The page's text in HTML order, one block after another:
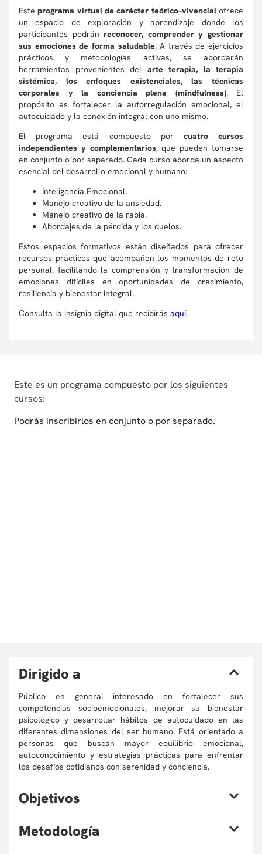
Esteprograma virtual de carácter teórico–vivencialofrece
un espacio de exploración y aprendizaje donde los
participantes podránreconocer, comprender y gestionar
sus emociones de forma saludable. A través de ejercicios
prácticos y metodologías activas, se abordarán
herramientas provenientes del arte terapia, la terapia
sistémica, los enfoques existenciales, las técnicas
corporales y la conciencia plena (mindfulness). El
propósito es fortalecer la autorregulación emocional, el
autocuidado y la conexión integral con uno mismo.
El programa está compuesto por cuatro cursos
independientes y complementarios, que pueden tomarse
en conjunto o por separado. Cada curso aborda un aspecto
esencial del desarrollo emocional y humano:
Inteligencia Emocional.
Manejo creativo de la ansiedad.
Manejo creativo de la rabia.
Abordajes de la pérdida y los duelos.
Estos espacios formativos están diseñados para ofrecer
recursos prácticos que acompañen los momentos de reto
personal, facilitando la comprensión y transformación de
emociones difíciles en oportunidades de crecimiento,
resiliencia y bienestar integral.
Consulta la insignia digital que recibirás aquí.
Este es un programa compuesto por los siguientes
cursos:
Podrás inscribirlos en conjunto o por separado.
Dirigido a
Público en general interesado en fortalecer sus
competencias socioemocionales, mejorar su bienestar
psicológico y desarrollar hábitos de autocuidado en las
diferentes dimensiones del ser humano. Está orientado a
personas que buscan mayor equilibrio emocional,
autoconocimiento y estrategias prácticas para enfrentar
los desafíos cotidianos con serenidad y conciencia.
Objetivos
Comprender
Metodología